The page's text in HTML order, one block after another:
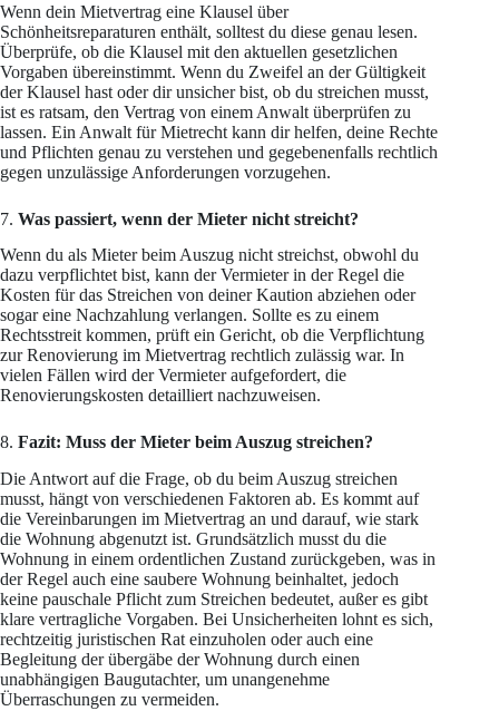
Wenn dein Mietvertrag eine Klausel über
Schönheitsreparaturen enthält, solltest du diese genau lesen.
Überprüfe, ob die Klausel mit den aktuellen gesetzlichen
Vorgaben übereinstimmt. Wenn du Zweifel an der Gültigkeit
der Klausel hast oder dir unsicher bist, ob du streichen musst,
ist es ratsam, den Vertrag von einem Anwalt überprüfen zu
lassen. Ein Anwalt für Mietrecht kann dir helfen, deine Rechte
und Pflichten genau zu verstehen und gegebenenfalls rechtlich
gegen unzulässige Anforderungen vorzugehen.
7. Was passiert, wenn der Mieter nicht streicht?
Wenn du als Mieter beim Auszug nicht streichst, obwohl du
dazu verpflichtet bist, kann der Vermieter in der Regel die
Kosten für das Streichen von deiner Kaution abziehen oder
sogar eine Nachzahlung verlangen. Sollte es zu einem
Rechtsstreit kommen, prüft ein Gericht, ob die Verpflichtung
zur Renovierung im Mietvertrag rechtlich zulässig war. In
vielen Fällen wird der Vermieter aufgefordert, die
Renovierungskosten detailliert nachzuweisen.
8. Fazit: Muss der Mieter beim Auszug streichen?
Die Antwort auf die Frage, ob du beim Auszug streichen
musst, hängt von verschiedenen Faktoren ab. Es kommt auf
die Vereinbarungen im Mietvertrag an und darauf, wie stark
die Wohnung abgenutzt ist. Grundsätzlich musst du die
Wohnung in einem ordentlichen Zustand zurückgeben, was in
der Regel auch eine saubere Wohnung beinhaltet, jedoch
keine pauschale Pflicht zum Streichen bedeutet, außer es gibt
klare vertragliche Vorgaben. Bei Unsicherheiten lohnt es sich,
rechtzeitig juristischen Rat einzuholen oder auch eine
Begleitung der übergäbe der Wohnung durch einen
unabhängigen Baugutachter, um unangenehme
Überraschungen zu vermeiden.